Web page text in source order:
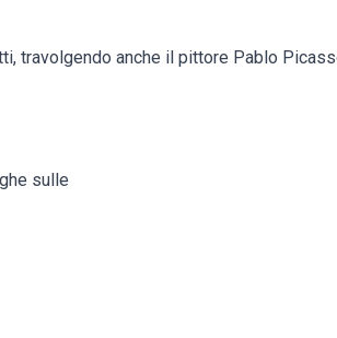
travolgendo anche il pittore Pablo
sulle